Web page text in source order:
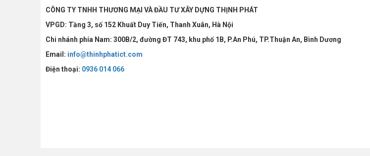
CÔNG TY TNHH THƯƠNG MẠI VÀ ĐẦU TƯ XÂY DỰNG THỊNH PHÁT
VPGD: Tầng 3, số 152 Khuất Duy Tiến, Thanh Xuân, Hà Nội
Chi nhánh phía Nam: 300B/2, đường ĐT 743, khu phố 1B, P.An Phú, TP.Thuận An, Bình Dương
Email: info@thinhphatict.com
Điện thoại: 0936 014 066